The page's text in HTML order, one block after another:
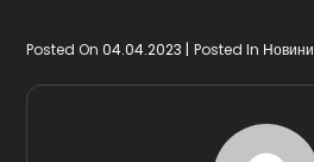
Posted On 04.04.2023 Posted In Новини